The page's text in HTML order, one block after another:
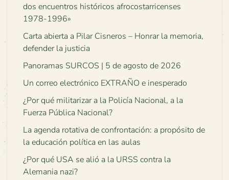
dos encuentros históricos afrocostarricenses
1978-1996»
Carta abierta a Pilar Cisneros – Honrar la memoria,
defender la justicia
Panoramas SURCOS | 5 de agosto de 2026
Un correo electrónico EXTRAÑO e inesperado
¿Por qué militarizar a la Policía Nacional, a la
Fuerza Pública Nacional?
La agenda rotativa de confrontación: a propósito de
la educación política en las aulas
¿Por qué USA se alió a la URSS contra la
Alemania nazi?